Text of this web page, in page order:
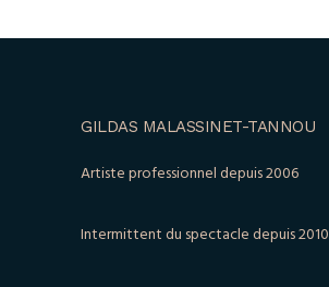
GILDAS MALASSINET-TANNOU
Artiste professionnel depuis 2006
Intermittent du spectacle depuis 2010